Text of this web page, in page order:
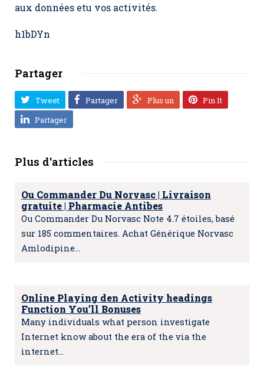
aux données etu vos activités.
h1bDYn
Partager
Tweet Partager Plus un
Pin It
Partager
Plus d'articles
Ou Commander Du Norvasc | Livraison
gratuite | Pharmacie Antibes
Ou Commander Du Norvasc Note 4.7 étoiles, basé
sur 185 commentaires. Achat Générique Norvasc
Amlodipine…
Online Playing den Activity headings
Function You’ll Bonuses
Many individuals what person investigate
Internet know about the era of the via the
internet…